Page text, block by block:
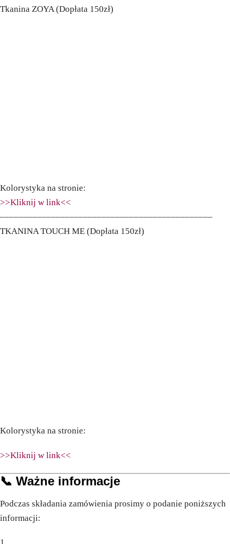
Tkanina ZOYA (Dopłata 150zł)
Kolorystyka na stronie:
>>Kliknij w link<<
––––––––––––––––––––––––––––––––––––––––––––––
TKANINA TOUCH ME (Dopłata 150zł)
Kolorystyka na stronie:
>>Kliknij w link<<
📞 Ważne informacje
Podczas składania zamówienia prosimy o podanie poniższych
informacji: